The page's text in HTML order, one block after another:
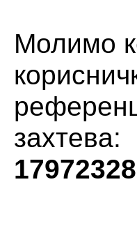
Молимо
захтева: